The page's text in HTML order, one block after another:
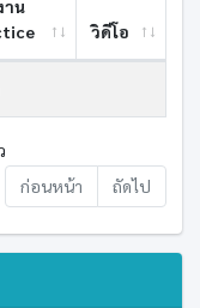
าน
วิดีโอ
ก่อนหน้า
ถัดไป